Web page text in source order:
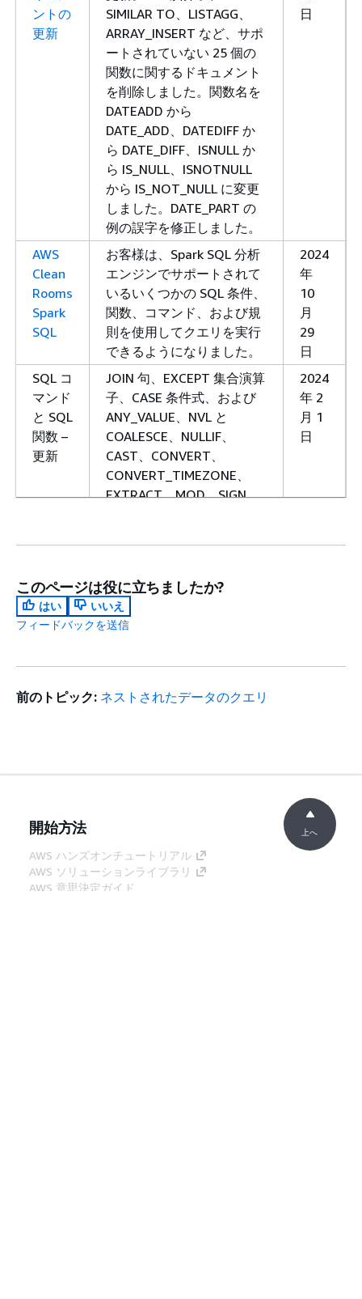
ントの
更新
SIMILAR TO、LISTAGG、
ARRAY_INSERT など、サポ
ートされていない 25 個の
関数に関するドキュメント
を削除しました。関数名を
DATEADD から
DATE_ADD、DATEDIFF か
ら DATE_DIFF、ISNULL か
ら IS_NULL、ISNOTNULL
から IS_NOT_NULL に変更
しました。DATE_PART の
例の誤字を修正しました。
日
AWS
Clean
Rooms
Spark
SQL
お客様は、Spark SQL 分析
エンジンでサポートされて
いるいくつかの SQL 条件、
関数、コマンド、および規
則を使用してクエリを実行
できるようになりました。
2024
年
10
月
29
日
SQL コ
マンド
と SQL
関数 –
更新
JOIN 句、EXCEPT 集合演算
子、CASE 条件式、および
ANY_VALUE、NVL と
COALESCE、NULLIF、
CAST、CONVERT、
CONVERT_TIMEZONE、
EXTRACT、MOD、SIGN、
2024
年 2
月 1
日
SQL 関
数 - 更
新
AWS Clean Rooms は、配
列、SUPER、VARBYTE の
SQL 関数をサポートするよ
RADIANS、SIN の算術関数
JSON_PARSE、および
ネスト
された
AWS Clean Rooms がネス
トされたデータ型をサポー
このページは役に立ちましたか?
はい
いいえ
フィードバックを送信
前のトピック: ネストされたデータのクエリ
開始方法
AWS ハンズオンチュートリアル
AWS ソリューションライブラリ
AWS 意思決定ガイド
上へ